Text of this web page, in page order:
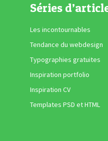
Séries
Les incontournables
Tendance du webdesign
Typographies gratuites
Inspiration portfolio
Inspiration CV
Templates PSD et HTML